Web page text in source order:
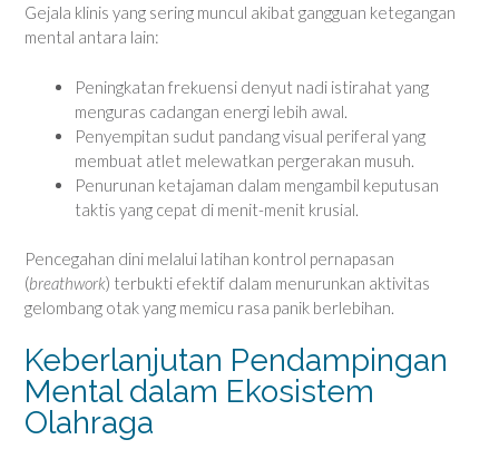
Gejala klinis yang sering muncul akibat gangguan ketegangan
mental antara lain:
Peningkatan frekuensi denyut nadi istirahat yang
menguras cadangan energi lebih awal.
Penyempitan sudut pandang visual periferal yang
membuat atlet melewatkan pergerakan musuh.
Penurunan ketajaman dalam mengambil keputusan
taktis yang cepat di menit-menit krusial.
Pencegahan dini melalui latihan kontrol pernapasan
(breathwork) terbukti efektif dalam menurunkan aktivitas
gelombang otak yang memicu rasa panik berlebihan.
Keberlanjutan Pendampingan
Mental dalam Ekosistem
Olahraga